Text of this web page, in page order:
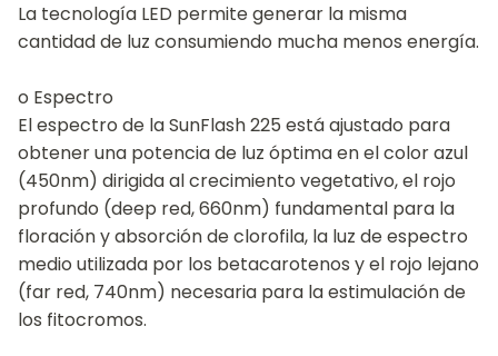
La tecnología LED permite generar la misma
cantidad de luz consumiendo mucha menos energía.
o Espectro
El espectro de la SunFlash 225 está ajustado para
obtener una potencia de luz óptima en el color azul
(450nm) dirigida al crecimiento vegetativo, el rojo
profundo (deep red, 660nm) fundamental para la
floración y absorción de clorofila, la luz de espectro
medio utilizada por los betacarotenos y el rojo lejano
(far red, 740nm) necesaria para la estimulación de
los fitocromos.